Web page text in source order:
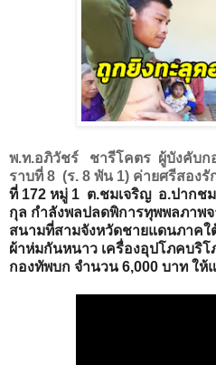
พ.ท.อภิวัชร์ ชารีโคตร ผู้บังคับก
ราบที่ 8 (ร. 8 พัน 1) ค่ายศรีสองรั
ที่ 172 หมู่ 1 ต.ชมเจริญ อ.ปากชม
กุล กำลังพลปลดพิการทุพพลภาพ
สนามที่สามจังหวัดชายแดนภาคใ
ผ้าห่มกันหนาว เครื่องอุปโภคบริโ
กองทัพบก จำนวน 6,000 บาท ให้